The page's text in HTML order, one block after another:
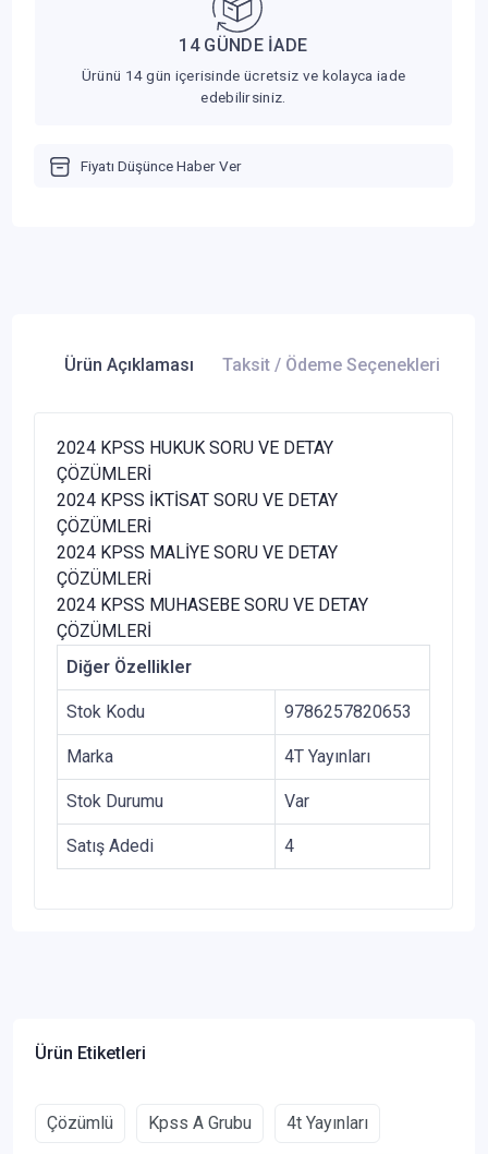
14 GÜNDE İADE
Ürünü 14 gün içerisinde ücretsiz ve kolayca iade
edebilirsiniz.
Fiyatı Düşünce Haber Ver
Ürün Açıklaması Taksit / Ödeme Seçenekleri
2024 KPSS HUKUK SORU VE DETAY
ÇÖZÜMLERİ
2024 KPSS İKTİSAT SORU VE DETAY
ÇÖZÜMLERİ
2024 KPSS MALİYE SORU VE DETAY
ÇÖZÜMLERİ
2024 KPSS MUHASEBE SORU VE DETAY
ÇÖZÜMLERİ
Diğer Özellikler
Stok Kodu 9786257820653
Marka 4T Yayınları
Stok Durumu Var
Satış Adedi 4
Ürün Etiketleri
Çözümlü Kpss A Grubu 4t Yayınları